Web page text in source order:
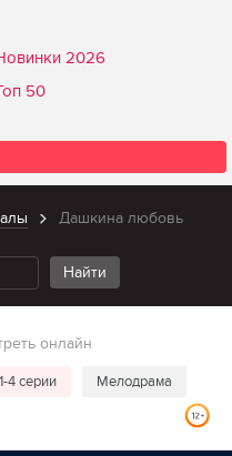
2026
50
Дашкина любовь
онлайн
4 серии
Мелодрама